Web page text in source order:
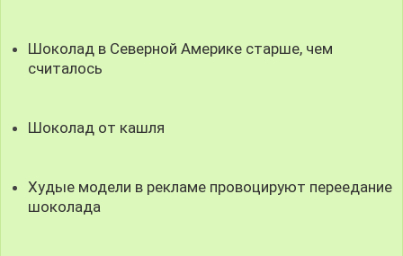
Шоколад в Северной Америке старше, чем
считалось
Шоколад от кашля
Худые модели в рекламе провоцируют переедание
шоколада